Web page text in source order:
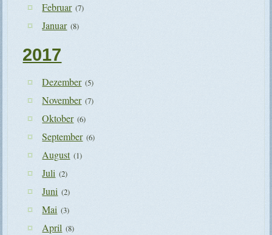
Februar (7)
Januar (8)
2017
Dezember (5)
November (7)
Oktober (6)
September (6)
August (1)
Juli (2)
Juni (2)
Mai (3)
April (8)